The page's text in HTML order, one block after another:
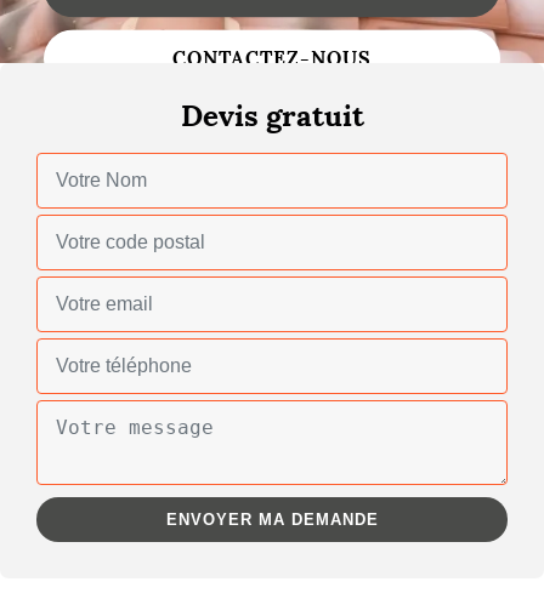
Changement de toiture
Gouttières
Réparation de toiture
CONTACTEZ-NOUS
Devis gratuit